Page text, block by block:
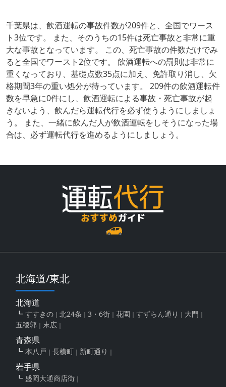
千葉県は、飲酒運転の事故件数が209件と、全国でワース
ト3位です。 また、そのうちの15件は死亡事故と非常に重
大な事故となっています。 この、死亡事故の件数だけでみ
ると全国でワースト2位です。 飲酒運転への罰則は非常に
重くなっており、基礎点数35点に加え、免許取り消し、欠
格期間3年の重い処分が待っています。 209件の飲酒運転件
数を早急に0件にし、飲酒運転による事故・死亡事故が起
きないよう、飲んだら運転代行を必ず使うようにしましょ
う。 また、一緒に飲んだ人が飲酒運転をしそうになった場
合は、必ず運転代行を進めるようにしましょう。
北海道/東北
北海道
すすきの 北24条 3・6街 花園 すずらん通り
大門
五稜郭
末広
青森県
本八戸 長横町 新町通り
岩手県
盛岡大通商店街